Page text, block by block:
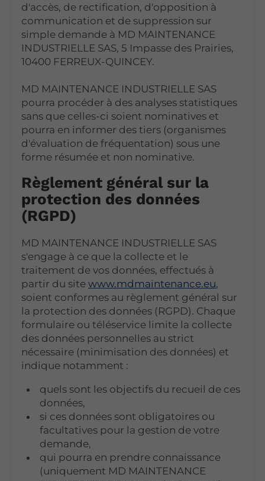
d'accès, de rectification, d'opposition à
communication et de suppression sur
simple demande à MD MAINTENANCE
INDUSTRIELLE SAS, 5 Impasse des Prairies,
10400 FERREUX-QUINCEY.
MD MAINTENANCE INDUSTRIELLE SAS
pourra procéder à des analyses statistiques
sans que celles-ci soient nominatives et
pourra en informer des tiers (organismes
d'évaluation de fréquentation) sous une
forme résumée et non nominative.
Règlement général sur la
protection des données
(RGPD)
MD MAINTENANCE INDUSTRIELLE SAS
s'engage à ce que la collecte et le
traitement de vos données, effectués à
partir du sitewww.mdmaintenance.eu,
soient conformes au règlement général sur
la protection des données (RGPD). Chaque
formulaire ou téléservice limite la collecte
des données personnelles au strict
nécessaire (minimisation des données) et
indique notamment :
quels sont les objectifs du recueil de ces
données,
si ces données sont obligatoires ou
facultatives pour la gestion de votre
demande,
qui pourra en prendre connaissance
(uniquement MD MAINTENANCE